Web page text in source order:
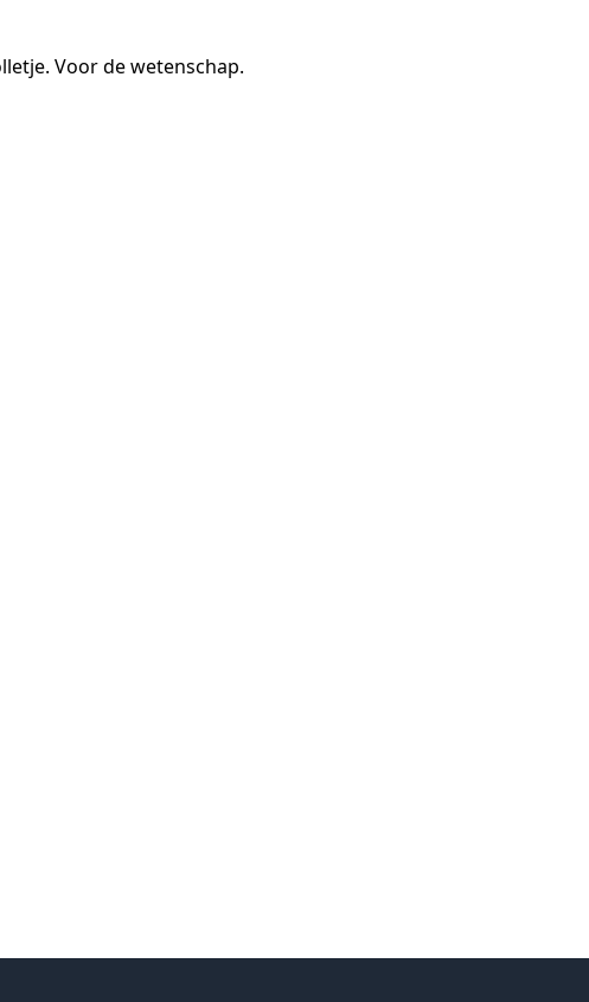
Voor de wetenschap.